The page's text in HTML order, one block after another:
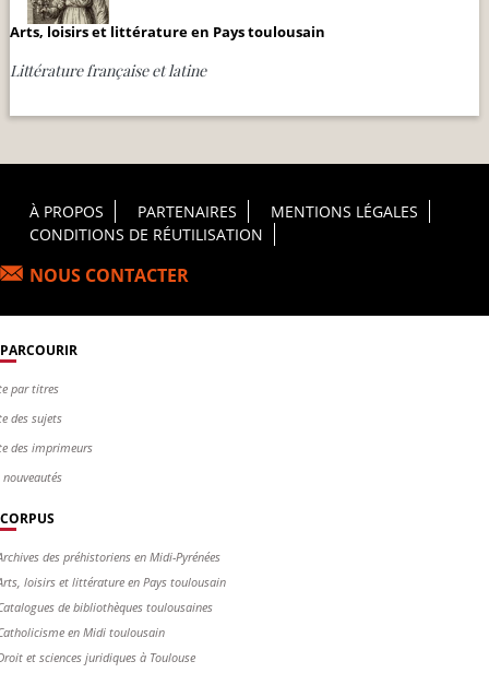
Arts, loisirs et littérature en Pays toulousain
Littérature française et latine
Footer Principal
À PROPOS PARTENAIRES
MENTIONS LÉGALES
CONDITIONS DE RÉUTILISATION
NOUS CONTACTER
PARCOURIR
par titres
des sujets
des imprimeurs
nouveautés
CORPUS
des préhistoriens en Midi-Pyrénées
loisirs et littérature en Pays toulousain
de bibliothèques toulousaines
en Midi toulousain
et sciences juridiques à Toulouse